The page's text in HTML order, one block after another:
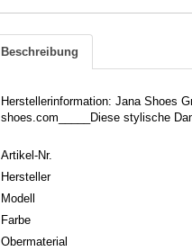
Beschreibung
Herstellerinformation: Jana Shoes
shoes.com_____Diese stylische
Artikel-Nr.
Hersteller
Modell
Farbe
Obermaterial